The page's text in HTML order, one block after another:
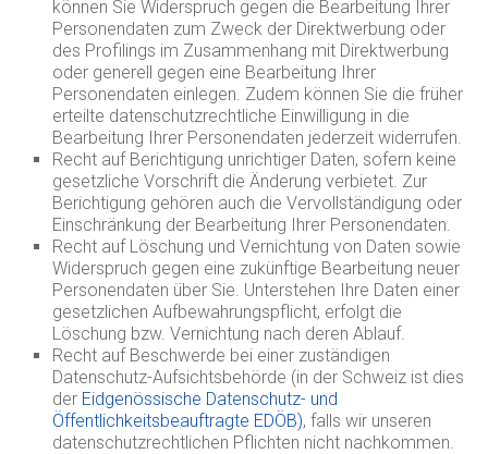
können Sie Widerspruch gegen die Bearbeitung Ihrer
Personendaten zum Zweck der Direktwerbung oder
des Profilings im Zusammenhang mit Direktwerbung
oder generell gegen eine Bearbeitung Ihrer
Personendaten einlegen. Zudem können Sie die früher
erteilte datenschutzrechtliche Einwilligung in die
Bearbeitung Ihrer Personendaten jederzeit widerrufen.
Recht auf Berichtigung unrichtiger Daten, sofern keine
gesetzliche Vorschrift die Änderung verbietet. Zur
Berichtigung gehören auch die Vervollständigung oder
Einschränkung der Bearbeitung Ihrer Personendaten.
Recht auf Löschung und Vernichtung von Daten sowie
Widerspruch gegen eine zukünftige Bearbeitung neuer
Personendaten über Sie. Unterstehen Ihre Daten einer
gesetzlichen Aufbewahrungspflicht, erfolgt die
Löschung bzw. Vernichtung nach deren Ablauf.
Recht auf Beschwerde bei einer zuständigen
Datenschutz-Aufsichtsbehörde (in der Schweiz ist dies
der Eidgenössische Datenschutz- und
Öffentlichkeitsbeauftragte EDÖB), falls wir unseren
datenschutzrechtlichen Pflichten nicht nachkommen.